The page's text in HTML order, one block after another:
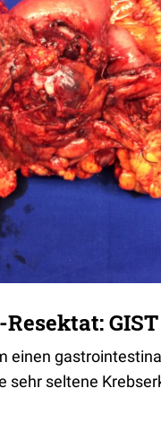
GIST
einen
sehr seltene